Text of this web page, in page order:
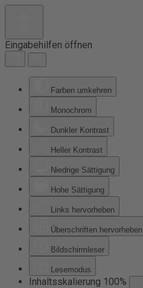
Eingabehilfen öffnen
Farben umkehren
Monochrom
Dunkler Kontrast
Heller Kontrast
Niedrige Sättigung
Hohe Sättigung
Links hervorheben
Überschriften hervorheben
Bildschirmleser
Lesemodus
Inhaltsskalierung 100%